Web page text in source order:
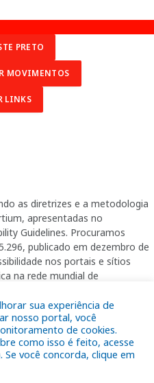
sua experiência de
nosso portal, você
de cookies.
como isso é feito, acesse
Se você concorda, clique em
PRETO
MOVIMENTOS
LINKS
as diretrizes e a metodologia
apresentadas no
Guidelines. Procuramos
publicado em dezembro de
nos portais e sítios
na rede mundial de
conteúdos disponíveis.
realizados testes em
utilitário de acesso a Internet do
deficientes visuais.